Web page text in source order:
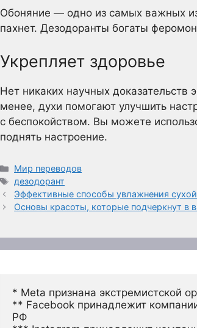
Обоняние — одно из самых важных
пахнет. Дезодоранты богаты
Укрепляет здоровье
Нет никаких научных доказательств
менее, духи помогают улучшить
с беспокойством. Вы можете
поднять настроение.
Рубрики
Мир переводов
Метки
дезодорант
Эффективные способы увлажнения
Основы красоты, которые подчеркнут в
* Meta признана экстремистской
** Facebook принадлежит
РФ